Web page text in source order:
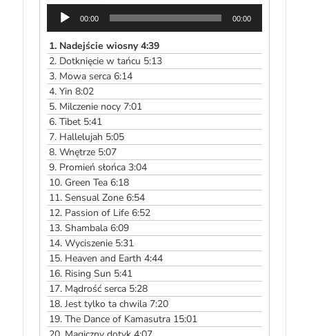
00:00 00:00
1. Nadejście wiosny 4:39
2. Dotknięcie w tańcu 5:13
3. Mowa serca 6:14
4.Yin 8:02
5. Milczenie nocy 7:01
6.Tibet 5:41
7. Hallelujah 5:05
8.Wnętrze 5:07
9. Promień słońca 3:04
10. Green Tea 6:18
11.Sensual Zone 6:54
12. Passion of Life 6:52
13.Shambala 6:09
14.Wyciszenie 5:31
15. Heaven and Earth 4:44
16. Rising Sun 5:41
17. Mądrość serca 5:28
18.Jest tylko ta chwila 7:20
19.The Dance of Kamasutra 15:01